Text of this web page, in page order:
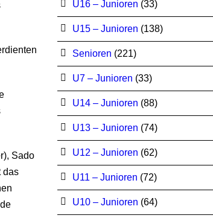
Sado
das
U16 – Junioren (33)
U15 – Junioren (138)
Senioren (221)
U7 – Junioren (33)
U14 – Junioren (88)
U13 – Junioren (74)
U12 – Junioren (62)
U11 – Junioren (72)
U10 – Junioren (64)